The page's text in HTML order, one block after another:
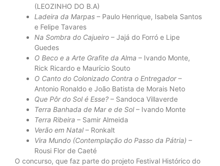
(LEOZINHO DO B.A)
Ladeira da Marpas – Paulo Henrique, Isabela Santos
e Felipe Tavares
Na Sombra do Cajueiro – Jajá do Forró e Lipe
Guedes
O Beco e a Arte Grafite da Alma – Ivando Monte,
Rick Ricardo e Maurício Souto
O Canto do Colonizado Contra o Entregador–
Antonio Ronaldo e João Batista de Morais Neto
Que Pôr do Sol é Esse? – Sandoca Villaverde
Terra Banhada de Mar e de Sol– Ivando Monte
Terra Ribeira – Samir Almeida
Verão em Natal– Ronkalt
Vira Mundo (Contemplação do Passo da Pátria) –
Rousi Flor de Caeté
O concurso, que faz parte do projeto Festival Histórico do